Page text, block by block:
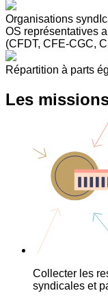
Organisations
OS représentatives
(CFDT, CFE-CGC,
Répartition à parts
Les
Collecter les
syndicales et